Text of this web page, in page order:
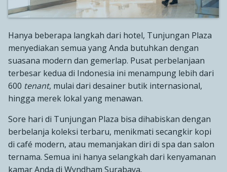
Hanya beberapa langkah dari hotel, Tunjungan Plaza
menyediakan semua yang Anda butuhkan dengan
suasana modern dan gemerlap. Pusat perbelanjaan
terbesar kedua di Indonesia ini menampung lebih dari
600 tenant, mulai dari desainer butik internasional,
hingga merek lokal yang menawan.
Sore hari di Tunjungan Plaza bisa dihabiskan dengan
berbelanja koleksi terbaru, menikmati secangkir kopi
di café modern, atau memanjakan diri di spa dan salon
ternama. Semua ini hanya selangkah dari kenyamanan
kamar Anda di Wyndham Surabaya.